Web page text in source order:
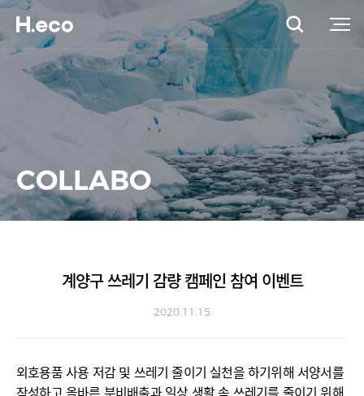
COLLABO
계양구 쓰레기 감량 캠페인 참여 이벤트
2020.11.15
외호용품 사용 저감 및 쓰레기 줄이기 실천을 하기위해 서양서를